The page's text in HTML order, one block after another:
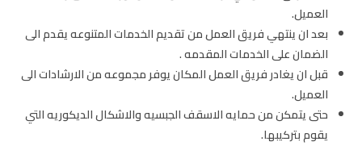
العميل.
بعد ان ينتهي فريق العمل من تقديم الخدمات المتنوعه يقدم الى
الضمان على الخدمات المقدمه .
قبل ان يغادر فريق العمل المكان يوفر مجموعه من الارشادات الى
العميل.
حتى يتمكن من حمايه الاسقف الجبسيه والاشكال الديكوريه التي
يقوم بتركيبها.